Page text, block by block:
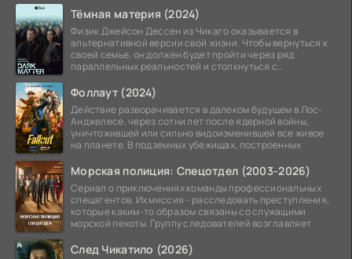
Тёмная материя (2024)
Физик Джейсон Дессен из Чикаго оказывается в
альтернативной версии свой жизни. Чтобы вернуться к
своей семье, он должен будет пройти через ряд
параллельных реальностей и столкнуться с
Фоллаут (2024)
Действие разворачивается в далеком будущем в Лос-
Анджелесе, через сотни лет после ядерной войны,
уничтожившей или сильно видоизменившей все живое
на планете. В подземных убежищах, построенных
Морская полиция: Спецотдел (2003-2026)
Сериал о приключениях команды профессиональных
спецагентов. Их миссия - расследовать преступления,
которые каким-то образом связаны со служащими
морской пехоты. Группу следователей возглавляет
След Чикатило (2026)